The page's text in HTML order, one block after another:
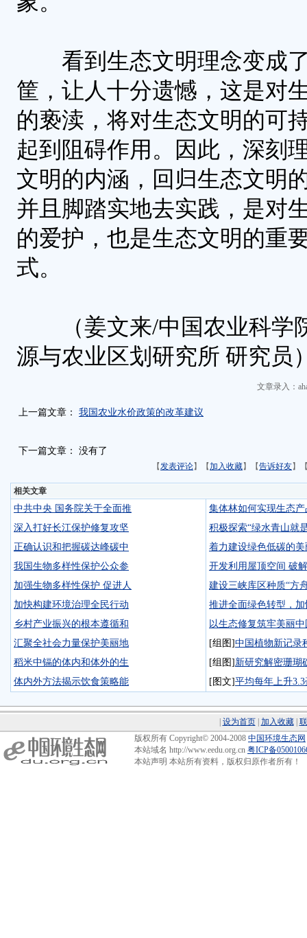
看到生态文明理念变成
筐，让人十分遗憾，这是对
的亵渎，将对生态文明的可
起到阻碍作用。因此，深刻
文明的内涵，回归生态文明
并且脚踏实地去实践，是对
的爱护，也是生态文明的重
式。
（姜文来/中国农业科学
源与农业区划研究所 研究员
文章录入：
上一篇文章： 我国农业水价政策的改革建议
下一篇文章： 没有了
【发表评论】【加入收藏】【告诉好友】
相关文章
中共中央 国务院关于全面推
深入打好长江保护修复攻坚
正确认识和把握碳达峰碳中
我国生物多样性保护公众参
加强生物多样性保护 促进人
加快构建环境治理全民行动
乡村产业振兴的根本遵循和
汇聚全社会力量保护美丽地
稻米中镉的体内和体外的生
体内外方法揭示饮食策略能
集体林如何实现生态产
积极探索“绿水青山就
着力建设绿色低碳的美
开发利用屋顶空间 破
建设三峡库区种质“方
推进全面绿色转型，加
以生态修复筑牢美丽中
[组图]中国植物新记录
[组图] 新研究解密珊瑚
[图文]平均每年上升
设为首页| 加入收藏|
版权所有 Copyright© 2004-2008 中国环境生态网
本站域名 http://www.eedu.org.cn 粤ICP备
本站声明 本站所有资料，版权归原作者所有！